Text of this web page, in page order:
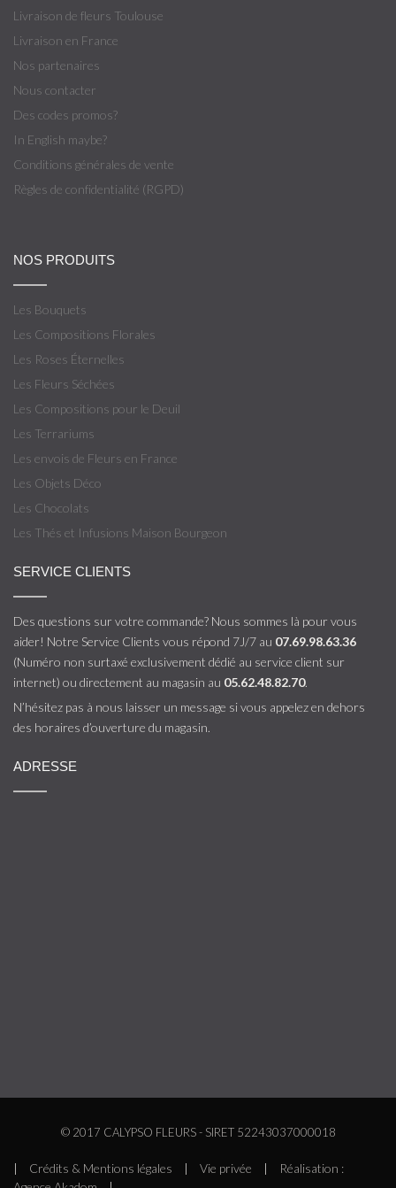
Livraison de fleurs Toulouse
Livraison en France
Nos partenaires
Nous contacter
Des codes promos?
In English maybe?
Conditions générales de vente
Règles de confidentialité (RGPD)
NOS PRODUITS
Les Bouquets
Les Compositions Florales
Les Roses Éternelles
Les Fleurs Séchées
Les Compositions pour le Deuil
Les Terrariums
Les envois de Fleurs en France
Les Objets Déco
Les Chocolats
Les Thés et Infusions Maison Bourgeon
SERVICE CLIENTS
Des questions sur votre commande? Nous sommes là pour vous
aider! Notre Service Clients vous répond 7J/7 au 07.69.98.63.36
(Numéro non surtaxé exclusivement dédié au service client sur
internet) ou directement au magasin au 05.62.48.82.70.
N’hésitez pas à nous laisser un message si vous appelez en dehors
des horaires d’ouverture du magasin.
ADRESSE
© 2017 CALYPSO FLEURS - SIRET 52243037000018
| Crédits & Mentions légales | Vie privée |
Réalisation :